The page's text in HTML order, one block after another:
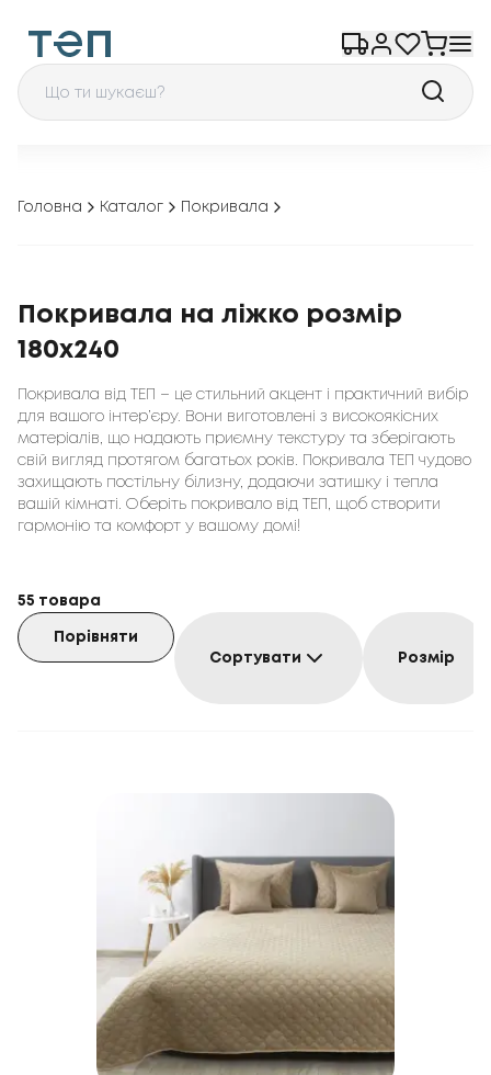
Головна Каталог Покривала
Покривала на ліжко розмір
180x240
Покривала від ТЕП – це стильний акцент і практичний вибір
для вашого інтер’єру. Вони виготовлені з високоякісних
матеріалів, що надають приємну текстуру та зберігають
свій вигляд протягом багатьох років. Покривала ТЕП чудово
захищають постільну білизну, додаючи затишку і тепла
вашій кімнаті. Оберіть покривало від ТЕП, щоб створити
гармонію та комфорт у вашому домі!
Порівняти
Сортувати
Розмір
55 товара